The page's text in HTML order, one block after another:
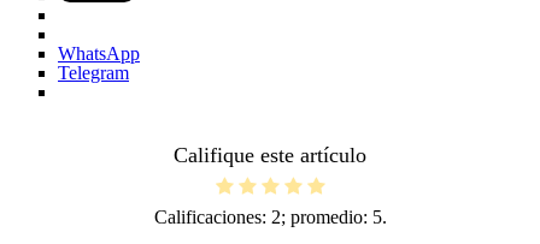
WhatsApp
Telegram
Califique este artículo
Calificaciones: 2; promedio: 5.